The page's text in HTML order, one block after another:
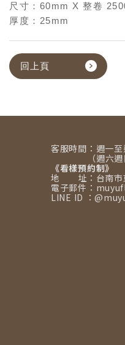
尺寸：60mm X 整卷
厚度：25mm
回上頁
客服時間：週一
（週六週日
《看樣預約制》
地 址：台南市
電子郵件：
LINE ID ：